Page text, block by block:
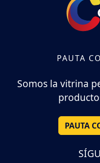
PAUTA
Somos la vitrina
PAUTA